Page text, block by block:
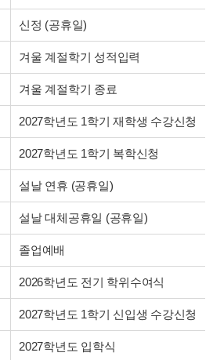
신정 (공휴일)
겨울 계절학기 성적입력
겨울 계절학기 종료
2027학년도 1학기 재학생 수강신청
2027학년도 1학기 복학신청
설날 연휴 (공휴일)
설날 대체공휴일 (공휴일)
졸업예배
2026학년도 전기 학위수여식
2027학년도 1학기 신입생 수강신청
2027학년도 입학식